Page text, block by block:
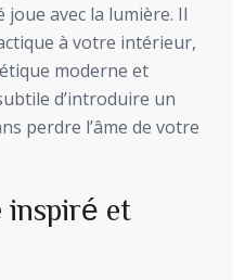
avec la lumière. Il
à votre intérieur,
moderne et
d’introduire un
perdre l’âme de votre
inspiré et